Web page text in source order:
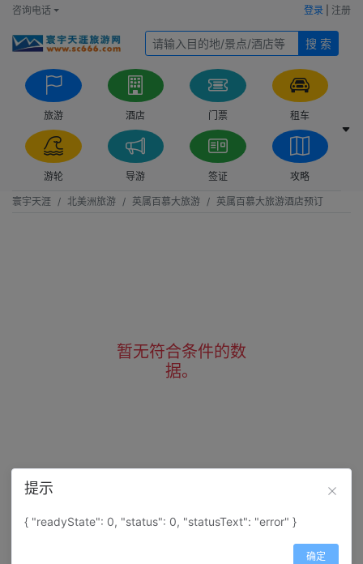
咨询电话 登录 注册
搜 索
旅游 酒店 门票 租车
游轮 导游 签证 攻略
寰宇天涯 北美洲旅游 英属百慕大旅游 英属百慕大旅游酒店预订
暂无符合条件的数
据。
提示
{ "readyState": 0, "status": 0, "statusText": "error" }
确定